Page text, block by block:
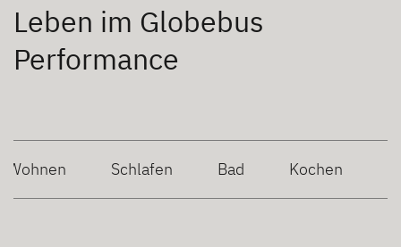
Leben im Globebus
Performance
Wohnen Schlafen Bad Kochen